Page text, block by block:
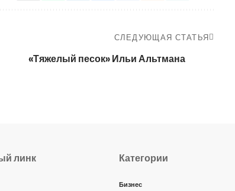
СЛЕДУЮЩАЯ СТАТЬЯ
«Тяжелый песок» Ильи Альтмана
линк Категории
Бизнес